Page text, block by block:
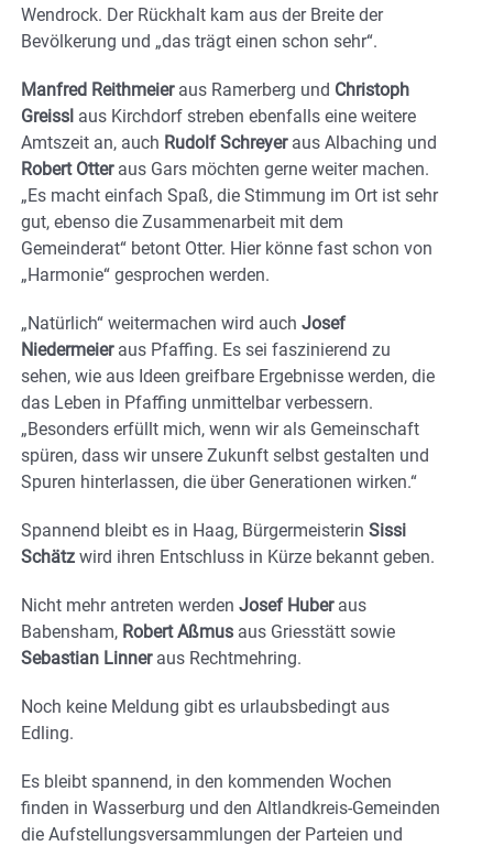
Wendrock. Der Rückhalt kam aus der Breite der
Bevölkerung und „das trägt einen schon sehr“.
Manfred Reithmeieraus Ramerberg und Christoph
Greissl aus Kirchdorf streben ebenfalls eine weitere
Amtszeit an, auch Rudolf Schreyeraus Albaching und
Robert Otteraus Gars möchten gerne weiter machen.
„Es macht einfach Spaß, die Stimmung im Ort ist sehr
gut, ebenso die Zusammenarbeit mit dem
Gemeinderat“ betont Otter. Hier könne fast schon von
„Harmonie“ gesprochen werden.
„Natürlich“ weitermachen wird auch Josef
Niedermeieraus Pfaffing. Es sei faszinierend zu
sehen, wie aus Ideen greifbare Ergebnisse werden, die
das Leben in Pfaffing unmittelbar verbessern.
„Besonders erfüllt mich, wenn wir als Gemeinschaft
spüren, dass wir unsere Zukunft selbst gestalten und
Spuren hinterlassen, die über Generationen wirken.“
Spannend bleibt es in Haag, Bürgermeisterin Sissi
Schätz wird ihren Entschluss in Kürze bekannt geben.
Nicht mehr antreten werden Josef Huberaus
Babensham, Robert Aßmus aus Griesstätt sowie
Sebastian Linneraus Rechtmehring.
Noch keine Meldung gibt es urlaubsbedingt aus
Edling.
Es bleibt spannend, in den kommenden Wochen
finden in Wasserburg und den Altlandkreis-Gemeinden
die Aufstellungsversammlungen der Parteien und